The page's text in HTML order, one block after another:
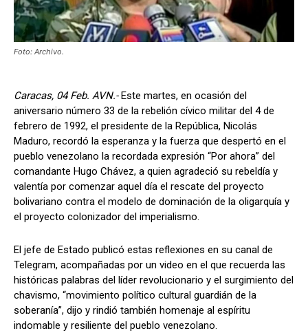
Foto: Archivo.
Caracas, 04 Feb. AVN.-Este martes, en ocasión del
aniversario número 33 de la rebelión cívico militar del 4 de
febrero de 1992, el presidente de la República, Nicolás
Maduro, recordó la esperanza y la fuerza que despertó en el
pueblo venezolano la recordada expresión “Por ahora” del
comandante Hugo Chávez, a quien agradeció su rebeldía y
valentía por comenzar aquel día el rescate del proyecto
bolivariano contra el modelo de dominación de la oligarquía y
el proyecto colonizador del imperialismo.
El jefe de Estado publicó estas reflexiones en su canal de
Telegram, acompañadas por un video en el que recuerda las
históricas palabras del líder revolucionario y el surgimiento del
chavismo, “movimiento político cultural guardián de la
soberanía”, dijo y rindió también homenaje al espíritu
indomable y resiliente del pueblo venezolano.